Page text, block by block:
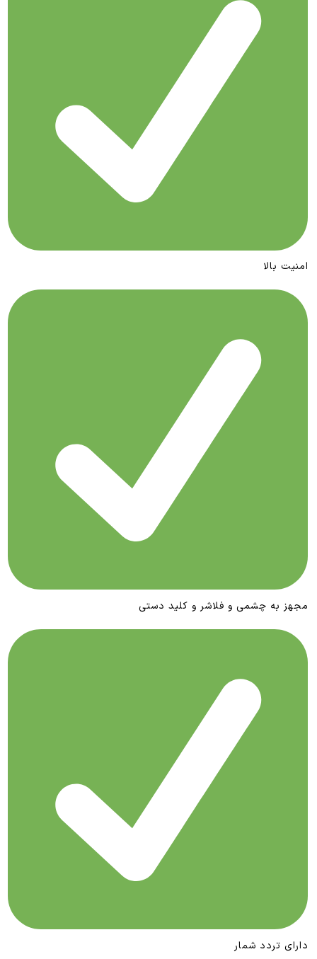
امنیت بالا
مجهز به چشمی و فلاشر و کلید دستی
دارای تردد شمار